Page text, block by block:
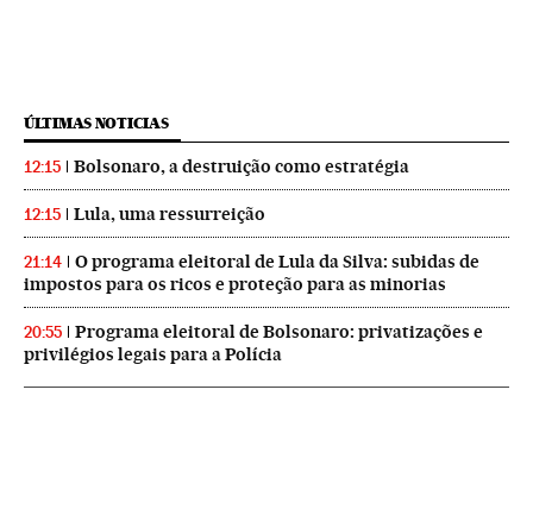
ÚLTIMAS NOTICIAS
12:15 Bolsonaro, a destruição como estratégia
12:15 Lula, uma ressurreição
21:14
O programa eleitoral de Lula da Silva: subidas de
impostos para os ricos e proteção para as minorias
20:55
Programa eleitoral de Bolsonaro: privatizações e
privilégios legais para a Polícia